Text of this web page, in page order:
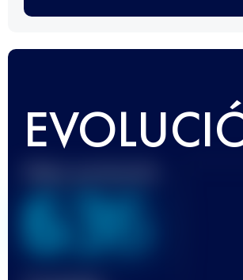
636